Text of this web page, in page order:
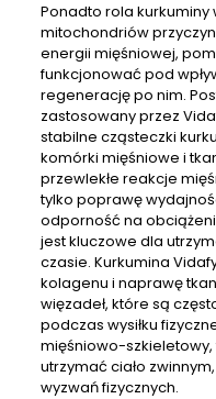
Ponadto rola kurkuminy
mitochondriów
energii mięśniowej,
funkcjonować pod
regenerację po nim.
zastosowany przez
stabilne cząsteczki
komórki mięśniowe i
przewlekłe reakcje
tylko poprawę
odporność na
jest kluczowe dla
czasie. Kurkumina
kolagenu i naprawę
więzadeł, które są
podczas wysiłku
mięśniowo-
utrzymać ciało
wyzwań fizycznych.